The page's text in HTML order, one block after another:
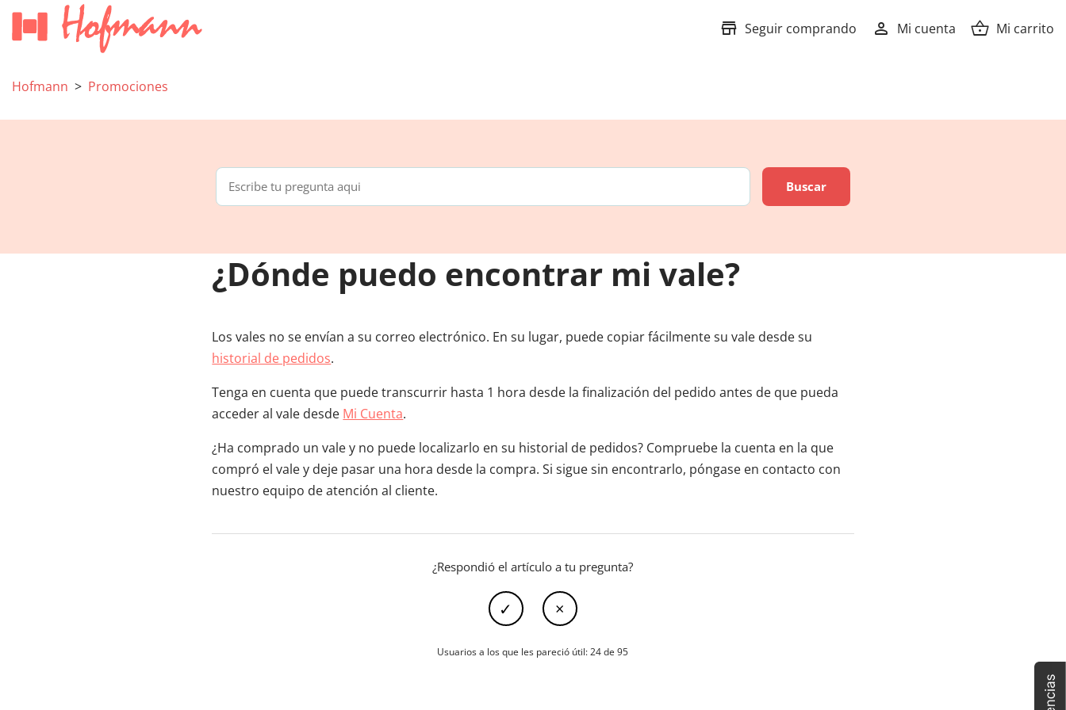
store Seguir comprando person Mi cuenta shopping_basket Mi carrito
Hofmann Promociones
¿Dónde puedo encontrar mi vale?
Los vales no se envían a su correo electrónico. En su lugar, puede copiar fácilmente su vale desde su
historial de pedidos.
Tenga en cuenta que puede transcurrir hasta 1 hora desde la finalización del pedido antes de que pueda
acceder al vale desde Mi Cuenta.
¿Ha comprado un vale y no puede localizarlo en su historial de pedidos? Compruebe la cuenta en la que
compró el vale y deje pasar una hora desde la compra. Si sigue sin encontrarlo, póngase en contacto con
nuestro equipo de atención al cliente.
¿Respondió el artículo a tu pregunta?
Usuarios a los que les pareció útil: 24 de 95